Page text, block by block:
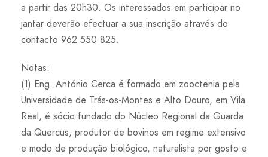
a partir das 20h30. Os interessados em participar no
jantar deverão efectuar a sua inscrição através do
contacto 962 550 825.
Notas:
(1) Eng. António Cerca é formado em zooctenia pela
Universidade de Trás-os-Montes e Alto Douro, em Vila
Real, é sócio fundado do Núcleo Regional da Guarda
da Quercus, produtor de bovinos em regime extensivo
e modo de produção biológico, naturalista por gosto e